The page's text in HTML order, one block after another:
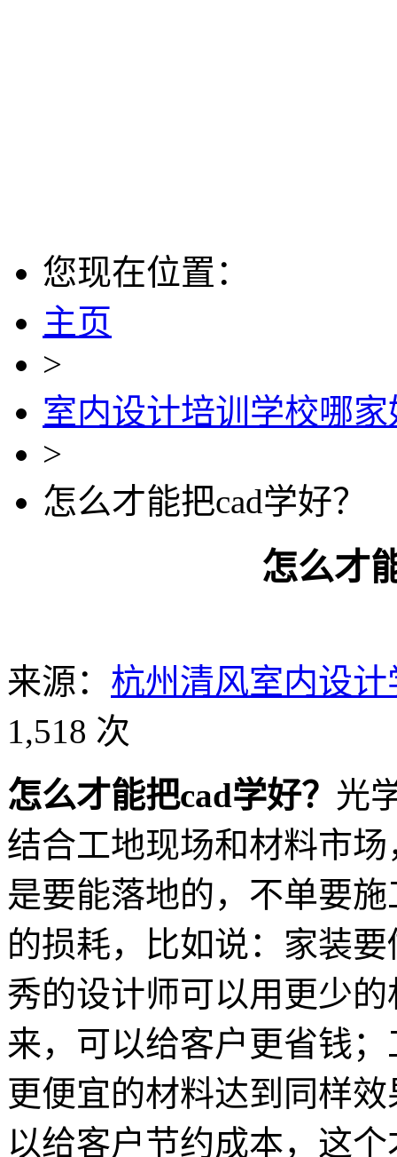
您现在位置：
主页
>
室内设计培训学校哪家
>
怎么才能把cad学好？
怎么才
来源： 杭州清风室内设计
1,518 次
怎么才能把cad学好？ 光
结合工地现场和材料市
是要能落地的，不单要
的损耗，比如说：家装
秀的设计师可以用更少
来，可以给客户更省钱
更便宜的材料达到同样
以给客户节约成本，这